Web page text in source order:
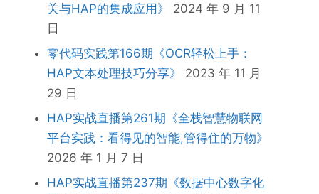
关与HAP的集成应用》
2024 年 9 月 11
日
零代码实践第166期《OCR轻松上手：
HAP文本处理技巧分享》
2023 年 11 月
29 日
HAP实战直播第261期《全栈智慧物联网
平台实践：看得见的智能,管得住的万物》
2026 年 1 月 7 日
HAP实战直播第237期《数据中心数字化